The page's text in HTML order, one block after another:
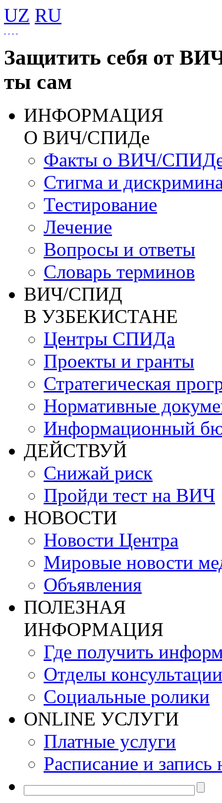
UZ RU
Защитить себя от
ты сам
ИНФОРМАЦИЯ
О ВИЧ/СПИДе
Факты о ВИЧ/
Стигма и
Тестирование
Лечение
Вопросы и ответы
Словарь терминов
ВИЧ/СПИД
В УЗБЕКИСТАНЕ
Центры СПИДа
Проекты и гранты
Стратегическая
Нормативные
Информационный
ДЕЙСТВУЙ
Снижай риск
Пройди тест на ВИЧ
НОВОСТИ
Новости Центра
Мировые новости
Объявления
ПОЛЕЗНАЯ
ИНФОРМАЦИЯ
Где получить
Отделы консультации
Социальные ролики
ONLINE УСЛУГИ
Платные услуги
Расписание и запись